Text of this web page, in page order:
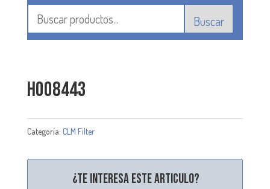
Buscar
H008443
Categoría: CLM Filter
¿Te interesa este articulo?